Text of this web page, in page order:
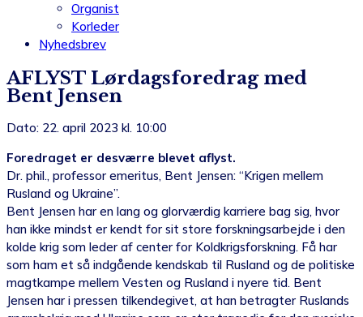
Organist
Korleder
Nyhedsbrev
AFLYST Lørdagsforedrag med
Bent Jensen
Dato: 22. april 2023 kl. 10:00
Foredraget er desværre blevet aflyst.
Dr. phil., professor emeritus, Bent Jensen: “Krigen mellem
Rusland og Ukraine”.
Bent Jensen har en lang og glorværdig karriere bag sig, hvor
han ikke mindst er kendt for sit store forskningsarbejde i den
kolde krig som leder af center for Koldkrigsforskning. Få har
som ham et så indgående kendskab til Rusland og de politiske
magtkampe mellem Vesten og Rusland i nyere tid. Bent
Jensen har i pressen tilkendegivet, at han betragter Ruslands